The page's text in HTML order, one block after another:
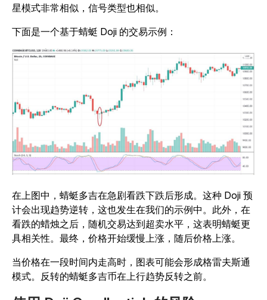
星模式非常相似，信号类型也相似。
下面是一个基于蜻蜓 Doji 的交易示例：
在上图中，蜻蜓多吉在急剧看跌下跌后形成。这种 Doji 预
计会出现趋势逆转，这也发生在我们的示例中。此外，在
看跌的蜡烛之后，随机交易达到超卖水平，这表明蜻蜓更
具相关性。最终，价格开始缓慢上涨，随后价格上涨。
当价格在一段时间内走高时，图表可能会形成格雷夫斯通
模式。反转的蜻蜓多吉币在上行趋势反转之前。